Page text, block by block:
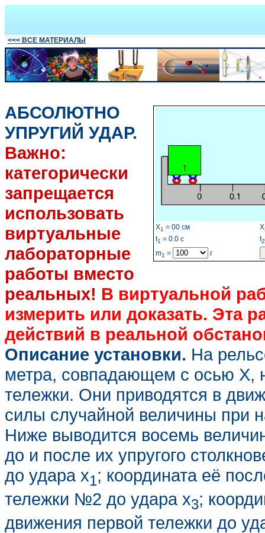
<<< ВСЕ МАТЕРИАЛЫ
X1 = 00 см X
t1 = 0.0 с t2
m1 = г
АБСОЛЮТНО
УПРУГИЙ УДАР.
Важно:
категорически
запрещается
использовать
виртуальные
лабораторные
работы вместо
реальных! В виртуальной
измерить или доказать. Эта
действий в реальной
Описание установки. На
метра, совпадающем с осью Х,
тележки. Они приводятся в
силы случайной величины при
Ниже выводится восемь
до и после их упругого
до удара х1; координата её
тележки №2 до удара х3;
движения первой тележки до